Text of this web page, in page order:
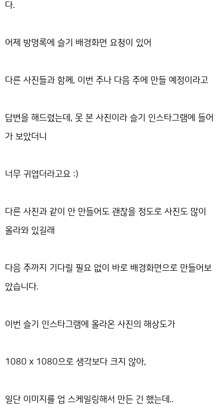
다.
어제 방명록에 슬기 배경화면 요청이 있어
다른 사진들과 함께, 이번 주나 다음 주에 만들 예정이라고
답변을 해드렸는데, 못 본 사진이라 슬기 인스타그램에 들어
가 보았더니
너무 귀엽더라고요 :)
다른 사진과 같이 안 만들어도 괜찮을 정도로 사진도 많이
올라와 있길래
다음 주까지 기다릴 필요 없이 바로 배경화면으로 만들어보
았습니다.
이번 슬기 인스타그램에 올라온 사진의 해상도가
1080 x 1080으로 생각보다 크지 않아,
일단 이미지를 업 스케일링해서 만든 긴 했는데..